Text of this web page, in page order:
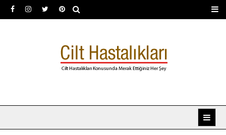
Skip
to
Dermatoloji uzmanı Dr.
Şafak Metekoğlu Akalın